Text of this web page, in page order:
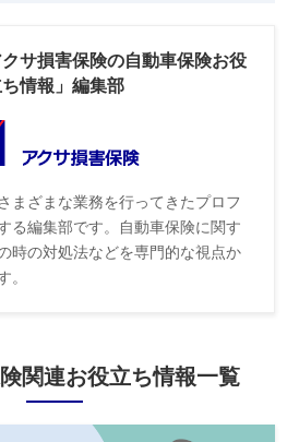
サ損害保険の自動車保険お役
ち情報」編集部
まざまな業務を行ってきたプロフ
る編集部です。自動車保険に関す
時の対処法などを専門的な視点か
。
関連お役立ち情報一覧